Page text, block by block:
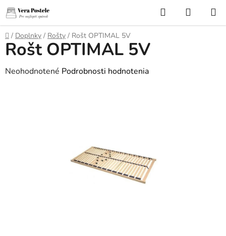
Prejsť
na
obsah
Hľadať
KOŠÍK
Domov
/ Doplnky / Rošty / Rošt OPTIMAL 5V
Rošt OPTIMAL 5V
Priemerné
Neohodnotené Podrobnosti hodnotenia